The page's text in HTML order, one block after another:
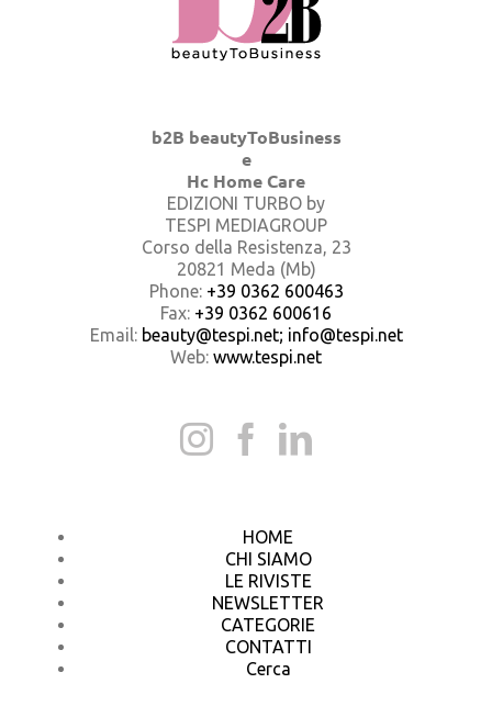
b2B beautyToBusiness
e
Hc Home Care
EDIZIONI TURBO by
TESPI MEDIAGROUP
Corso della Resistenza, 23
20821 Meda (Mb)
Phone: +39 0362 600463
Fax: +39 0362 600616
Email: beauty@tespi.net; info@tespi.net
Web: www.tespi.net
HOME
CHI SIAMO
LE RIVISTE
NEWSLETTER
CATEGORIE
CONTATTI
Cerca